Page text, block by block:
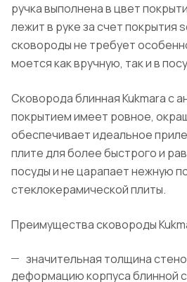
ручка выполнена в цвет
лежит в руке за счет покрытия
сковороды не требует
моется как вручную, так и в
Сковорода блинная Kukmara с
покрытием имеет ровное,
обеспечивает идеальное
плите для более быстрого и
посуды и не царапает нежную
стеклокерамической плиты.
Преимущества сковороды
значительная толщина
деформацию корпуса блинной